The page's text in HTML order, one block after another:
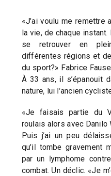
«J’ai voulu me
la vie, de chaque
se retrouver en
différentes régions et
du sport?» Fabrice
À 33 ans, il s’épanouit
nature, lui l’ancien
«Je faisais partie du
roulais alors avec Danilo
Puis j’ai un peu
qu’il tombe gravement
par un lymphome
combat. Un déclic. «Je